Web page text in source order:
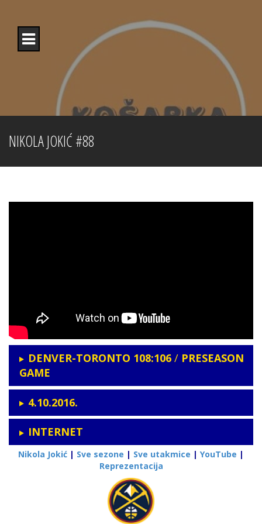
content
NIKOLA JOKIĆ #88
DENVER-TORONTO 108:106/ PRESEASON
GAME
4.10.2016.
INTERNET
Nikola Jokić | Sve sezone | Sve utakmice | YouTube |
Reprezentacija